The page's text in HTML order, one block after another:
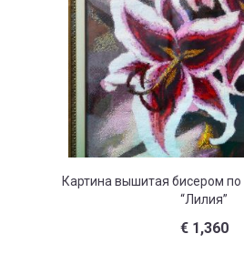
Картина вышитая бисером по
“Лилия”
€1,360